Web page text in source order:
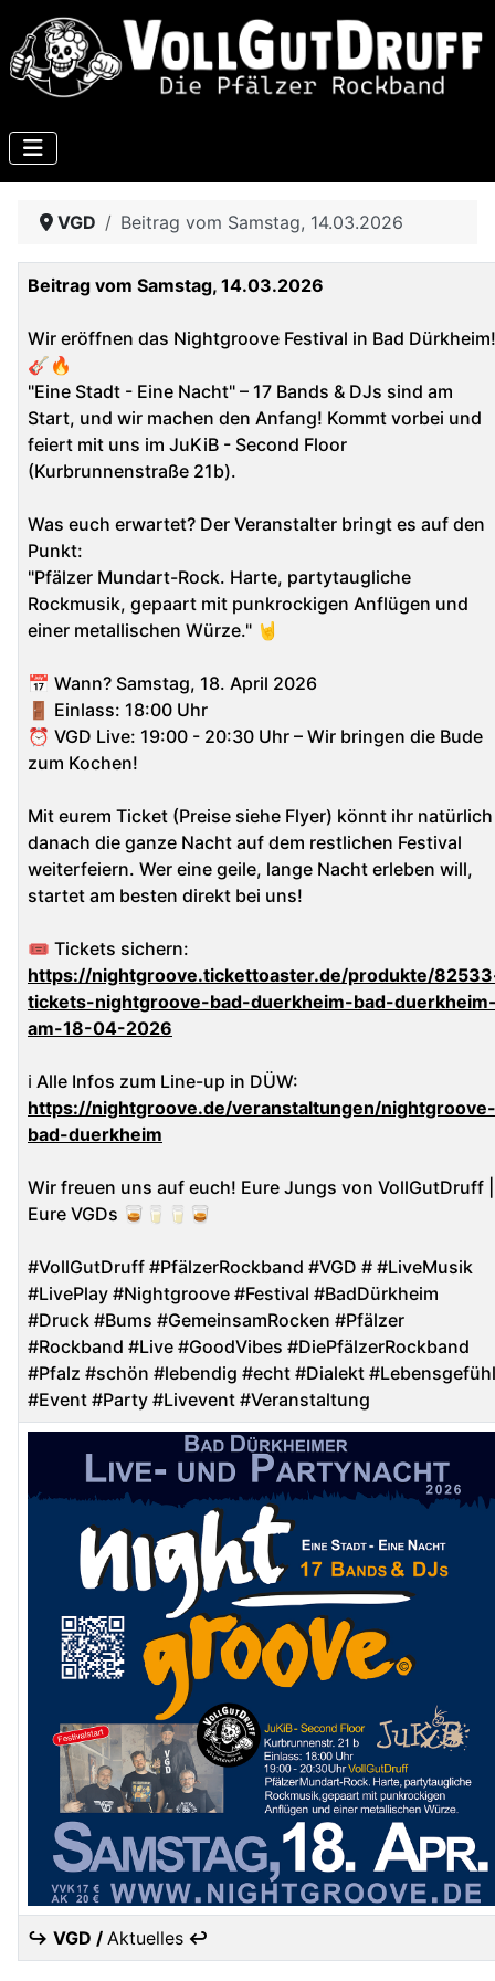
VGD Beitrag vom Samstag, 14.03.2026
Beitrag vom Samstag, 14.03.2026
Wir eröffnen das Nightgroove Festival in Bad Dürkheim!
🎸🔥
"Eine Stadt - Eine Nacht" – 17 Bands & DJs sind am
Start, und wir machen den Anfang! Kommt vorbei und
feiert mit uns im JuKiB - Second Floor
(Kurbrunnenstraße 21b).
Was euch erwartet? Der Veranstalter bringt es auf den
Punkt:
"Pfälzer Mundart-Rock. Harte, partytaugliche
Rockmusik, gepaart mit punkrockigen Anflügen und
einer metallischen Würze." 🤘
📅 Wann? Samstag, 18. April 2026
🚪 Einlass: 18:00 Uhr
⏰ VGD Live: 19:00 - 20:30 Uhr – Wir bringen die Bude
zum Kochen!
Mit eurem Ticket (Preise siehe Flyer) könnt ihr natürlich
danach die ganze Nacht auf dem restlichen Festival
weiterfeiern. Wer eine geile, lange Nacht erleben will,
startet am besten direkt bei uns!
🎟️ Tickets sichern:
https://nightgroove.tickettoaster.de/produkte/
tickets-nightgroove-bad-duerkheim-bad-
am-18-04-2026
ℹ️ Alle Infos zum Line-up in DÜW:
https://nightgroove.de/veranstaltungen/nightgroove-
bad-duerkheim
Wir freuen uns auf euch! Eure Jungs von VollGutDruff |
Eure VGDs 🥃🥛🥛🥃
#VollGutDruff #PfälzerRockband #VGD # #LiveMusik
#LivePlay #Nightgroove #Festival #BadDürkheim
#Druck #Bums #GemeinsamRocken #Pfälzer
#Rockband #Live #GoodVibes #DiePfälzerRockband
#Pfalz #schön #lebendig #echt #Dialekt #Lebensgefühl
#Event #Party #Livevent #Veranstaltung
↪ VGD / Aktuelles ↩